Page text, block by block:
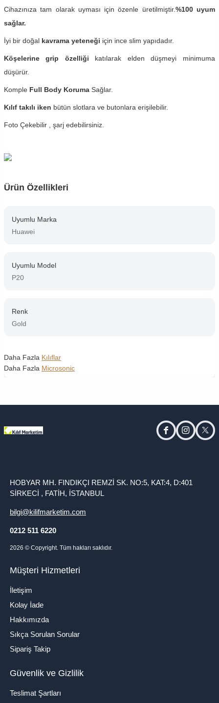
Cihazınıza tam olarak uyması için özenle üretilmiştir.%100 uyum
sağlar.
İyi bir doğal kavrama yeteneği için ince slim yapıdadır.
Köşelerine grip özelliği katılarak elden düşmeyi minimuma
düşürür.
Komple Full Body Koruma Sağlar.
Kılıf takılı iken bütün slotlara ve butonlara erişilebilir.
Foto Çekebilir , şarj edebilirsiniz.
Ürün Özellikleri
Uyumlu Marka
Huawei
Uyumlu Model
P20
Renk
Gold
Daha Fazla Kılıflar
Daha Fazla Microsonic
facebookinstagram
HOBYAR MH. FINDIKÇI REMZİ SK. NO:5, KAT:4, D:401
SİRKECİ , FATİH, İSTANBUL
bilgi@kilifmarketim.com
0212 511 6220
2026 © Copyright. Tüm hakları saklıdır.
Müşteri Hizmetleri
İletişim
Kolay İade
Hakkımızda
Sıkça Sorulan Sorular
Sipariş Takip
Güvenlik ve Gizlilik
Teslimat Şartları